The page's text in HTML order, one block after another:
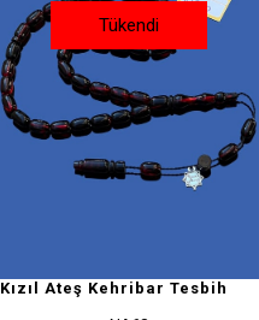
Tükendi
Kızıl Ateş Kehribar Tesbih